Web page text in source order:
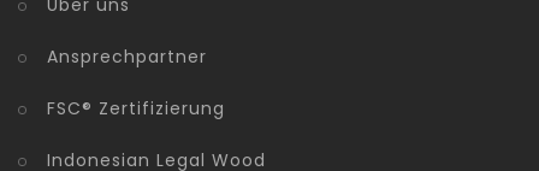
Ansprechpartner
FSC® Zertifizierung
Indonesian Legal Wood